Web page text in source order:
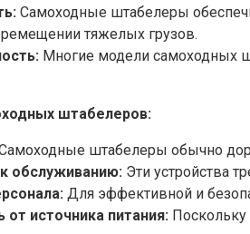
Самоходные штабелеры
тяжелых грузов.
Многие модели самоходных
штабелеров:
штабелеры обычно
обслуживанию: Эти устройства
Для эффективной и
от источника питания: